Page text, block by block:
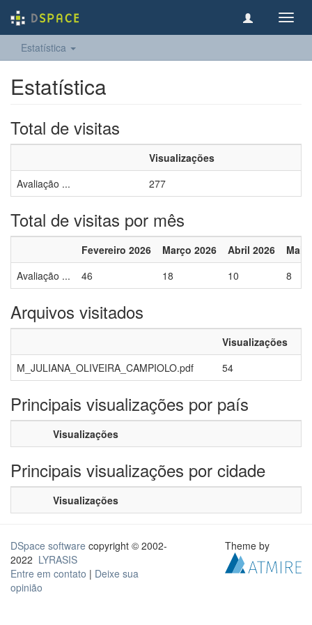
Estatística
Estatística
Total de visitas
Visualizações
Avaliação ...
277
Total de visitas por mês
Fevereiro 2026 Março 2026 Abril 2026
Maio
Avaliação ...
46 18 10 8
Arquivos visitados
Visualizações
M_JULIANA_OLIVEIRA_CAMPIOLO.pdf
54
Principais visualizações por país
Visualizações
Principais visualizações por cidade
Visualizações
DSpace software copyright © 2002-
2022 LYRASIS
Entre em contato | Deixe sua
opinião
Theme by